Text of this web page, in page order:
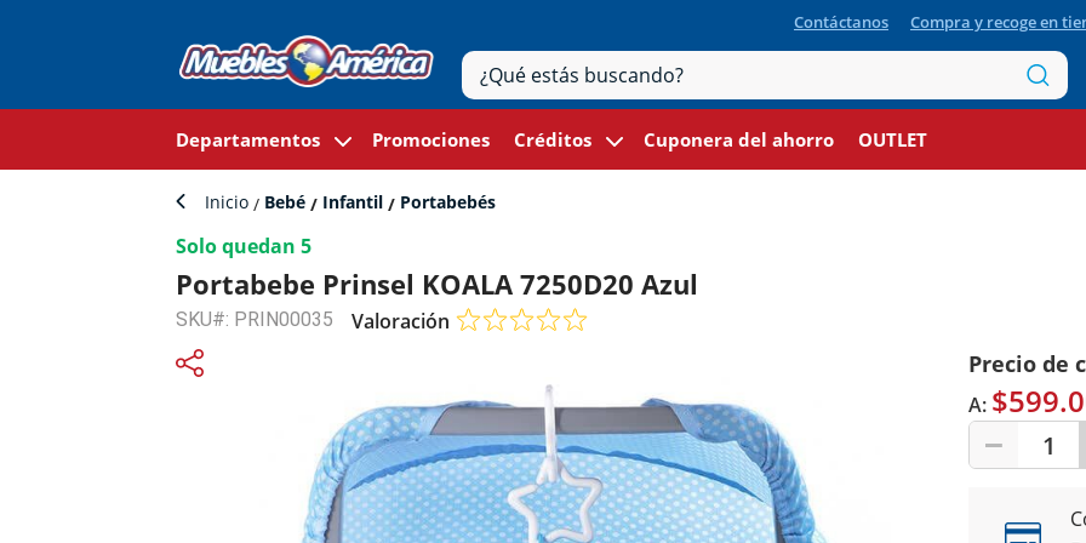
Contáctanos Compra y recoge en
Departamentos Promociones Créditos Cuponera del ahorro OUTLET
Inicio Bebé Infantil Portabebés
Solo quedan 5
Portabebe Prinsel KOALA 7250D20 Azul
SKU#: PRIN00035 Valoración
Precio de
A:
1